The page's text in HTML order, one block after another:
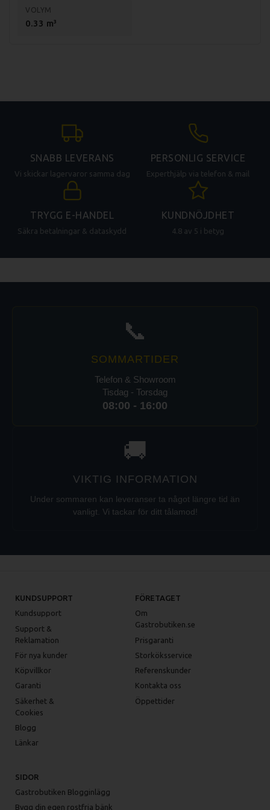
Timer på degblandaren.
Mått: 480x820x850 mm
Skålvolym: 41 liter
Deg / timme: ca 112 kg
Skålens diameter: 45 cm
Effekt: 11000 W
VOLYM
0.33 m³
SNABB LEVERANS
Vi skickar lagervaror samma dag
PERSONLIG SERVICE
Experthjälp via telefon & mail
TRYGG E-HANDEL
Säkra betalningar & dataskydd
KUNDNÖJDHET
4.8 av 5 i betyg
📞
SOMMARTIDER
Telefon & Showroom
Tisdag - Torsdag
08:00 - 16:00
🚚
VIKTIG INFORMATION
Under sommaren kan leveranser ta något längre tid än
vanligt. Vi tackar för ditt tålamod!
KUNDSUPPORT
Kundsupport
Support &
Reklamation
För nya kunder
Köpvillkor
Garanti
Säkerhet &
Cookies
Blogg
Länkar
FÖRETAGET
Om
Gastrobutiken.se
Prisgaranti
Storköksservice
Referenskunder
Kontakta oss
Öppettider
SIDOR
Gastrobutiken Blogginlägg
Bygg din egen rostfria bänk